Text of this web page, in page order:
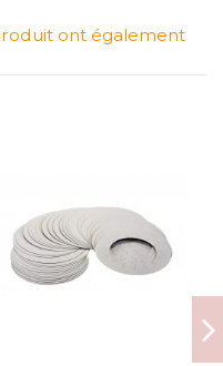
ont également